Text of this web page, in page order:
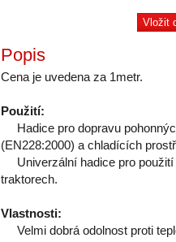
Popis
Cena je uvedena za 1metr.
Použití:
Hadice pro dopravu
(EN228:2000) a chladících
Univerzální hadice pro použití
traktorech.
Vlastnosti:
Velmi dobrá odolnost proti